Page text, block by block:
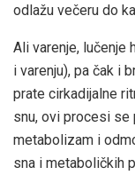
odlažu večeru do
Ali varenje, lučenje
i varenju), pa čak i
prate cirkadijalne
snu, ovi procesi se
metabolizam i
sna i metaboličkih